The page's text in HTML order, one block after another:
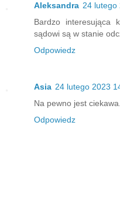
Aleksandra 24 lutego
Bardzo interesująca
sądowi są w stanie
Odpowiedz
Asia 24 lutego 2023
Na pewno jest
Odpowiedz